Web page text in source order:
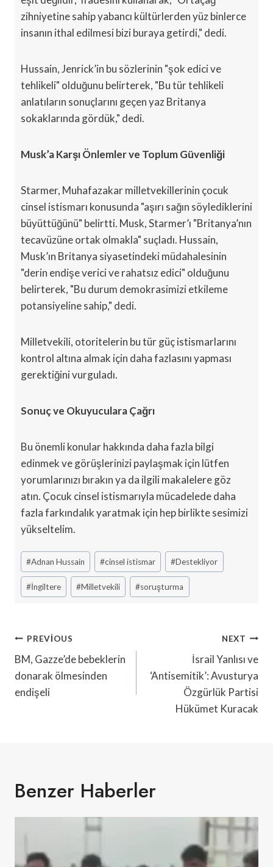
zihniyetine sahip yabancı kültürlerden yüz binlerce
insanın ithal edilmesi bizi buraya getirdi," dedi.
Hussain, Jenrick’in bu sözlerinin "şok edici ve
tehlikeli" olduğunu belirterek, "Bu tür tehlikeli
anlatıların sonuçlarını geçen yaz Britanya
sokaklarında gördük," dedi.
Musk’a Karşı Önlemler ve Toplum Güvenliği
Starmer, Muhafazakar milletvekillerinin çocuk
cinsel istismarı konusunda "aşırı sağın söylediklerini
büyüttüğünü" belirtti. Musk, Starmer’ı "Britanya’nın
tecavüzüne ortak olmakla" suçladı. Hussain,
Musk’ın Britanya siyasetindeki müdahalesinin
"derin endişe verici ve rahatsız edici" olduğunu
belirterek, "Bu durum demokrasimizi etkileme
potansiyeline sahip," dedi.
Milletvekili, otoritelerin bu tür güç istismarlarını
kontrol altına almak için daha fazlasını yapması
gerektiğini vurguladı.
Sonuç ve Okuyuculara Çağrı
Bu önemli konular hakkında daha fazla bilgi
edinmek ve görüşlerinizi paylaşmak için lütfen
yorumlarınızı bırakın ya da ilgili makalelere göz
atın. Çocuk cinsel istismarıyla mücadelede daha
fazla farkındalık yaratmak için hep birlikte sesimizi
yükseltelim.
Post
Tags:
#Adnan Hussain #cinsel istismar #Destekliyor
#İngiltere #Milletvekili #soruşturma
Yazı
Gezinmesi
PREVIOUS
BM, Gazze’de bebeklerin
donarak ölmesinden
endişeli
NEXT
İsrail Yanlısı ve
‘Antisemitik’: Avusturya
Özgürlük Partisi
Hükümet Kuracak
Benzer Haberler